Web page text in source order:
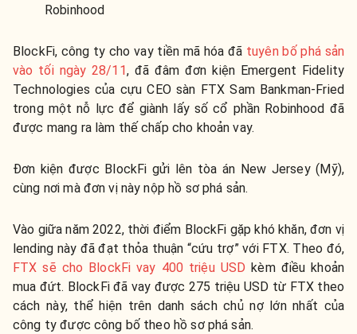
Robinhood
BlockFi, công ty cho vay tiền mã hóa đã tuyên bố phá sản
vào tối ngày 28/11, đã đâm đơn kiện Emergent Fidelity
Technologies của cựu CEO sàn FTX Sam Bankman-Fried
trong một nỗ lực để giành lấy số cổ phần Robinhood đã
được mang ra làm thế chấp cho khoản vay.
Đơn kiện được BlockFi gửi lên tòa án New Jersey (Mỹ),
cùng nơi mà đơn vị này nộp hồ sơ phá sản.
Vào giữa năm 2022, thời điểm BlockFi gặp khó khăn, đơn vị
lending này đã đạt thỏa thuận “cứu trợ” với FTX. Theo đó,
FTX sẽ cho BlockFi vay 400 triệu USD kèm điều khoản
mua đứt. BlockFi đã vay được 275 triệu USD từ FTX theo
cách này, thể hiện trên danh sách chủ nợ lớn nhất của
công ty được công bố theo hồ sơ phá sản.